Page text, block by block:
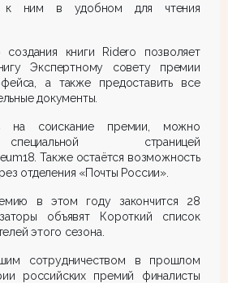
к ним в удобном для чтения
создания книги Ridero позволяет
Экспертному совету премии
а также предоставить все
документы.
на соискание премии, можно
страницей
Также остаётся возможность
отделения «Почты России».
в этом году закончится 28
объявят Короткий список
этого сезона.
сотрудничеством в прошлом
российских премий финалисты